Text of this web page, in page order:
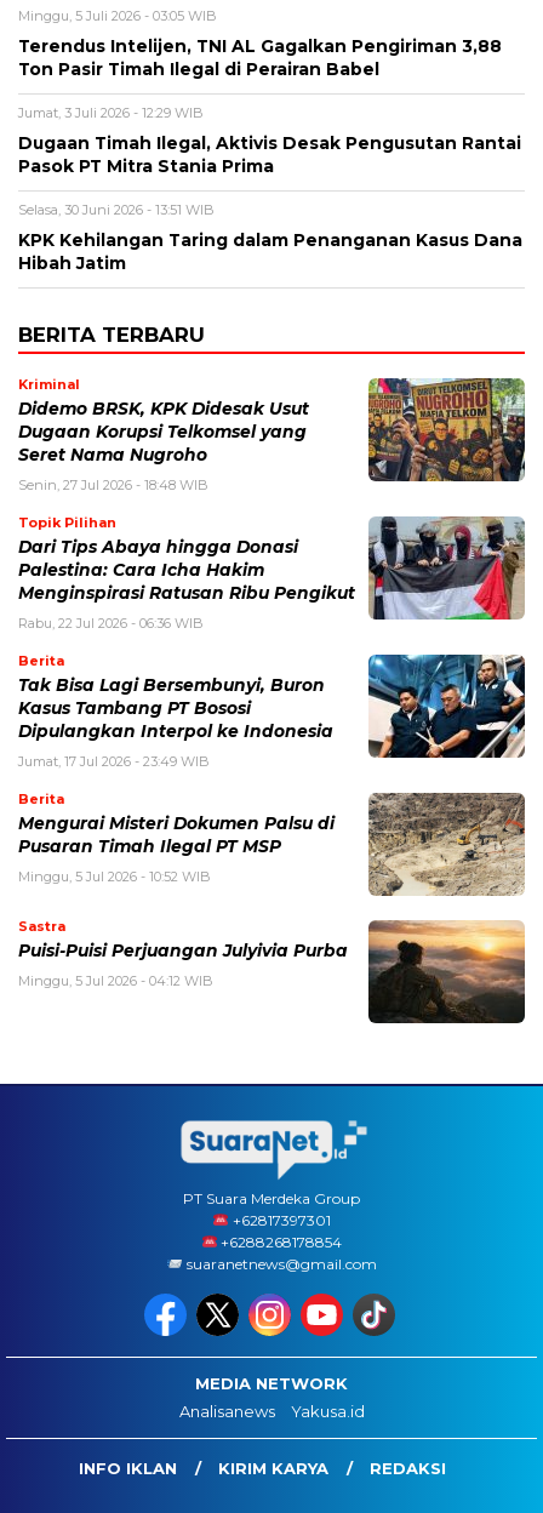
Minggu, 5 Juli 2026 - 03:05 WIB
Terendus Intelijen, TNI AL Gagalkan Pengiriman 3,88
Ton Pasir Timah Ilegal di Perairan Babel
Jumat, 3 Juli 2026 - 12:29 WIB
Dugaan Timah Ilegal, Aktivis Desak Pengusutan Rantai
Pasok PT Mitra Stania Prima
Selasa, 30 Juni 2026 - 13:51 WIB
KPK Kehilangan Taring dalam Penanganan Kasus Dana
Hibah Jatim
BERITA TERBARU
Kriminal
Didemo BRSK, KPK Didesak Usut
Dugaan Korupsi Telkomsel yang
Seret Nama Nugroho
Senin, 27 Jul 2026 - 18:48 WIB
Topik Pilihan
Dari Tips Abaya hingga Donasi
Palestina: Cara Icha Hakim
Menginspirasi Ratusan Ribu Pengikut
Rabu, 22 Jul 2026 - 06:36 WIB
Berita
Tak Bisa Lagi Bersembunyi, Buron
Kasus Tambang PT Bososi
Dipulangkan Interpol ke Indonesia
Jumat, 17 Jul 2026 - 23:49 WIB
Berita
Mengurai Misteri Dokumen Palsu di
Pusaran Timah Ilegal PT MSP
Minggu, 5 Jul 2026 - 10:52 WIB
Sastra
Puisi-Puisi Perjuangan Julyivia Purba
Minggu, 5 Jul 2026 - 04:12 WIB
PT Suara Merdeka Group
‪+62817397301
+6288268178854
suaranetnews@gmail.com
MEDIA NETWORK
Analisanews
Yakusa.id
INFO IKLAN KIRIM KARYA REDAKSI